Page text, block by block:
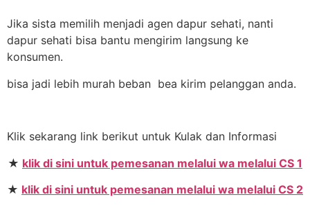
Jika sista memilih menjadi agen dapur sehati, nanti
dapur sehati bisa bantu mengirim langsung ke
konsumen.
bisa jadi lebih murah beban bea kirim pelanggan anda.
Klik sekarang link berikut untuk Kulak dan Informasi
★ klik di sini untuk pemesanan melalui wa melalui CS 1
★ klik di sini untuk pemesanan melalui wa melalui CS 2